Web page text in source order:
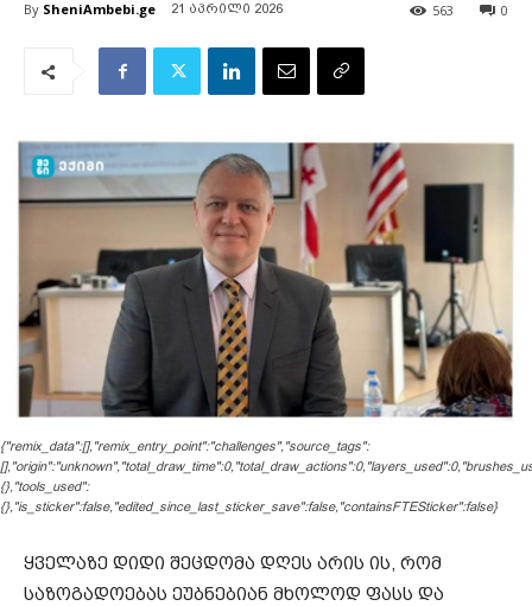
By SheniAmbebi.ge 21 აპრილი 2026 0
563
{"remix_data":[],"remix_entry_point":"challenges","source_tags":
{},"tools_used":
{},"is_sticker":false,"edited_since_last_sticker_save":false,"containsFTESticker":false}
ყველაზე დიდი შეცდომა დღეს არის ის, რომ
საზოგადოებას ეუბნებიან მხოლოდ ფასს და